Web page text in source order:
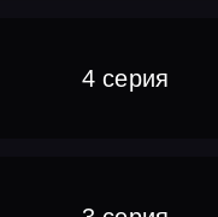
4 серия